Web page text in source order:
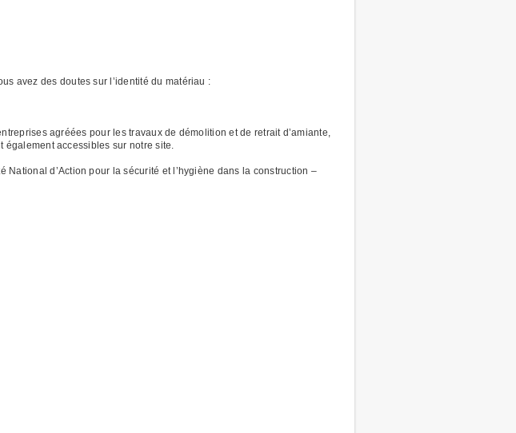
avez des doutes sur l’identité du matériau :
agréées pour les travaux de démolition et de retrait d’amiante,
accessibles sur notre site.
d’Action pour la sécurité et l’hygiène dans la construction –